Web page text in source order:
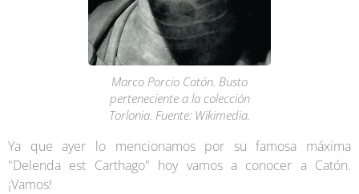
Marco Porcio Catón. Busto
perteneciente a la colección
Torlonia. Fuente: Wikimedia.
Ya que ayer lo mencionamos por su famosa máxima
"Delenda est Carthago" hoy vamos a conocer a Catón.
¡Vamos!